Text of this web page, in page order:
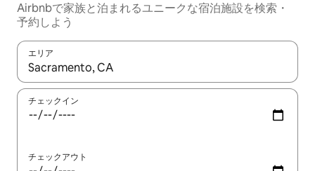
Airbnbで家族と泊まれるユニークな宿泊施設を検索・
予約しよう
エリア
検索結果が表示されたら、上下の矢印キーを使って移動するか
チェックイン
チェックアウト